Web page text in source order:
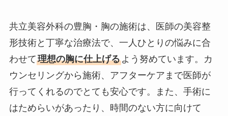
共立美容外科の豊胸・胸の施術は、医師の美容整
形技術と丁寧な治療法で、一人ひとりの悩みに合
わせて理想の胸に仕上げるよう努めています。カ
ウンセリングから施術、アフターケアまで医師が
行ってくれるのでとても安心です。また、手術に
はためらいがあったり、時間のない方に向けて